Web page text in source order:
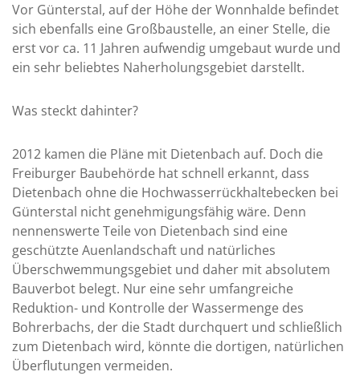
Vor Günterstal, auf der Höhe der Wonnhalde befindet
sich ebenfalls eine Großbaustelle, an einer Stelle, die
erst vor ca. 11 Jahren aufwendig umgebaut wurde und
ein sehr beliebtes Naherholungsgebiet darstellt.
Was steckt dahinter?
2012 kamen die Pläne mit Dietenbach auf. Doch die
Freiburger Baubehörde hat schnell erkannt, dass
Dietenbach ohne die Hochwasserrückhaltebecken bei
Günterstal nicht genehmigungsfähig wäre. Denn
nennenswerte Teile von Dietenbach sind eine
geschützte Auenlandschaft und natürliches
Überschwemmungsgebiet und daher mit absolutem
Bauverbot belegt. Nur eine sehr umfangreiche
Reduktion- und Kontrolle der Wassermenge des
Bohrerbachs, der die Stadt durchquert und schließlich
zum Dietenbach wird, könnte die dortigen, natürlichen
Überflutungen vermeiden.